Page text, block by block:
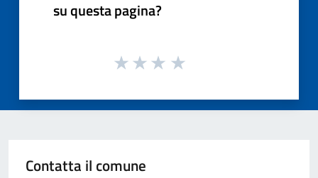
su questa pagina?
Contatta il comune